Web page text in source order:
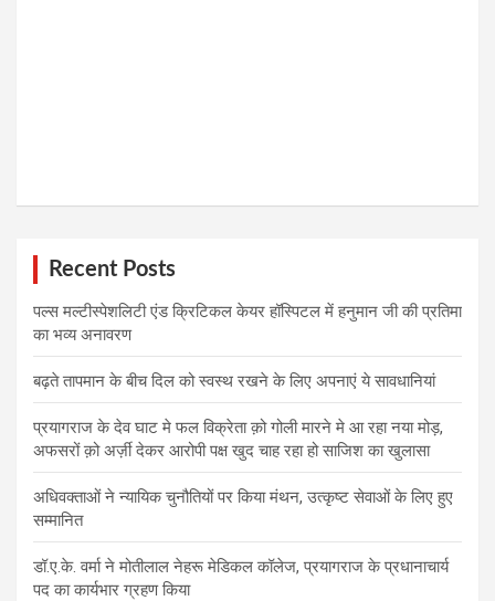
Recent Posts
पल्स मल्टीस्पेशलिटी एंड क्रिटिकल केयर हॉस्पिटल में हनुमान जी की प्रतिमा
का भव्य अनावरण
बढ़ते तापमान के बीच दिल को स्वस्थ रखने के लिए अपनाएं ये सावधानियां
प्रयागराज के देव घाट मे फल विक्रेता क़ो गोली मारने मे आ रहा नया मोड़,
अफसरों क़ो अर्ज़ी देकर आरोपी पक्ष खुद चाह रहा हो साजिश का खुलासा
अधिवक्ताओं ने न्यायिक चुनौतियों पर किया मंथन, उत्कृष्ट सेवाओं के लिए हुए
सम्मानित
डॉ.ए.के. वर्मा ने मोतीलाल नेहरू मेडिकल कॉलेज, प्रयागराज के प्रधानाचार्य
पद का कार्यभार ग्रहण किया